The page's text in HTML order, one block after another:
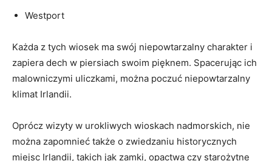
Westport
Każda z tych wiosek ma swój niepowtarzalny charakter i
zapiera dech w piersiach swoim pięknem. Spacerując ich
malowniczymi uliczkami, można poczuć ⁤niepowtarzalny
klimat Irlandii.
Oprócz wizyty⁢ w urokliwych wioskach ⁣nadmorskich, nie
można zapomnieć także o zwiedzaniu historycznych
miejsc Irlandii, takich jak zamki, opactwa czy starożytne